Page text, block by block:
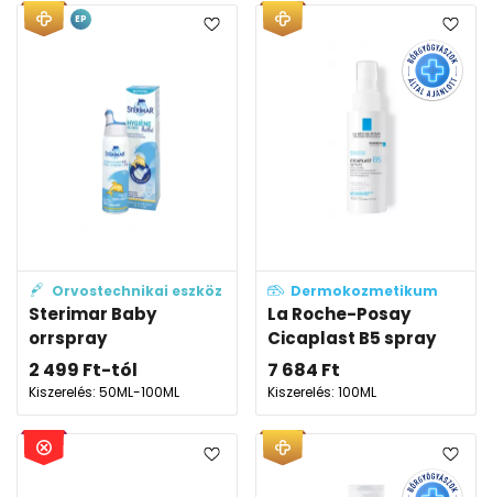
Orvostechnikai eszköz
Sterimar Baby
orrspray
2 499 Ft-tól
Kiszerelés: 50ML-100ML
EP
Dermokozmetikum
La Roche-Posay
Cicaplast B5 spray
7 684 Ft
Kiszerelés: 100ML